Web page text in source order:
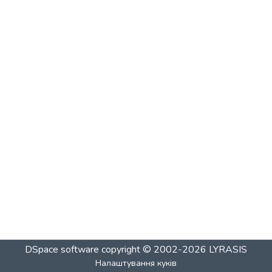
DSpace software copyright © 2002-2026 LYRASIS
Налаштування куків